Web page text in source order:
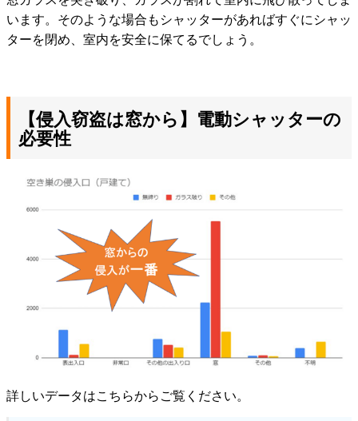
います。そのような場合もシャッターがあればすぐにシャッ
ターを閉め、室内を安全に保てるでしょう。
【侵入窃盗は窓から】電動シャッターの
必要性
詳しいデータはこちらからご覧ください。